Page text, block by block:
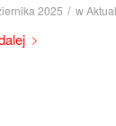
2025 / w